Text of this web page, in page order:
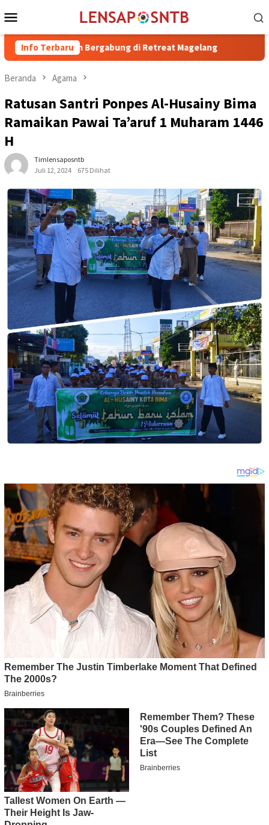
ke
Mobile
Info Terbaru
Irfan Bergabung di Retreat Magelang Rutan Kelas IIB
Beranda Agama
Ratusan Santri Ponpes Al-Husainy Bima
Ramaikan Pawai Ta’aruf 1 Muharam 1446
H
Timlensaposntb
Juli 12, 2024
675 Dilihat